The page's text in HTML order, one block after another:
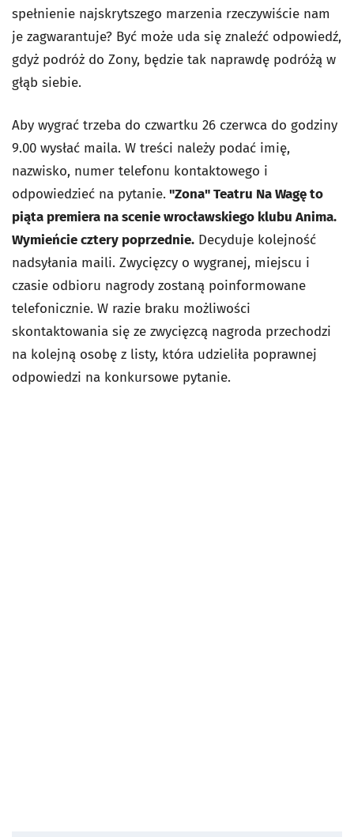
spełnienie najskrytszego marzenia rzeczywiście nam
je zagwarantuje? Być może uda się znaleźć odpowiedź,
gdyż podróż do Zony, będzie tak naprawdę podróżą w
głąb siebie.
Aby wygrać trzeba do czwartku 26 czerwca do godziny
9.00 wysłać maila. W treści należy podać imię,
nazwisko, numer telefonu kontaktowego i
odpowiedzieć na pytanie. "Zona" Teatru Na Wagę to
piąta premiera na scenie wrocławskiego klubu Anima.
Wymieńcie cztery poprzednie. Decyduje kolejność
nadsyłania maili. Zwycięzcy o wygranej, miejscu i
czasie odbioru nagrody zostaną poinformowane
telefonicznie. W razie braku możliwości
skontaktowania się ze zwycięzcą nagroda przechodzi
na kolejną osobę z listy, która udzieliła poprawnej
odpowiedzi na konkursowe pytanie.